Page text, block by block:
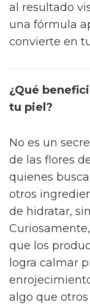
al resultado
una fórmula
convierte en
¿Qué
tu piel?
No es un
de las flores
quienes
otros
de hidratar,
que los
logra calmar
algo que